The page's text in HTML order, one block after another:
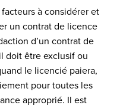
à considérer et
un contrat de licence
d’un contrat de
doit être exclusif ou
le licencié paiera,
pour toutes les
approprié. Il est